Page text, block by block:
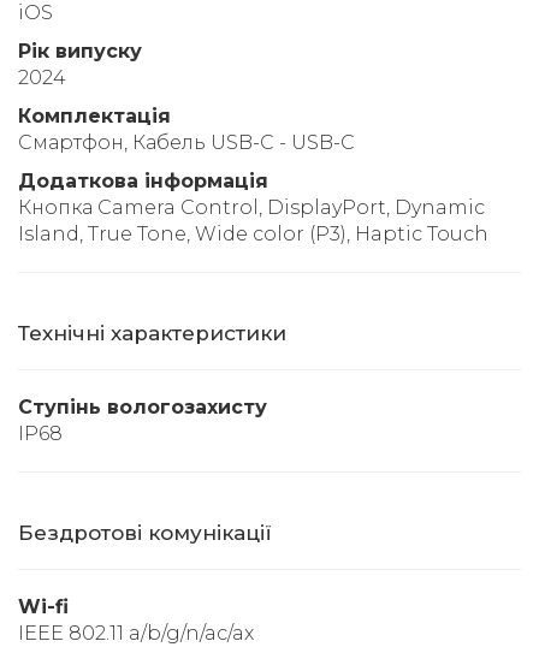
iOS
Рік випуску
2024
Комплектація
Смартфон, Кабель USB-C - USB-C
Додаткова інформація
Кнопка Camera Control, DisplayPort, Dynamic
Island, True Tone, Wide color (P3), Haptic Touch
Технічні характеристики
Ступінь вологозахисту
IP68
Бездротові комунікації
Wi-fi
IEEE 802.11 a/b/g/n/ac/ax